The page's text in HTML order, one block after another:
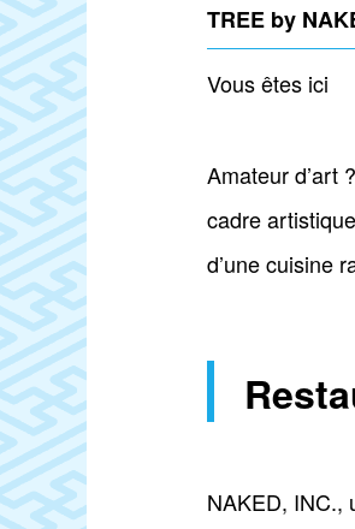
TREE by
Vous êtes ici
Amateur d’art
cadre
d’une cuisine
NAKED, INC.,